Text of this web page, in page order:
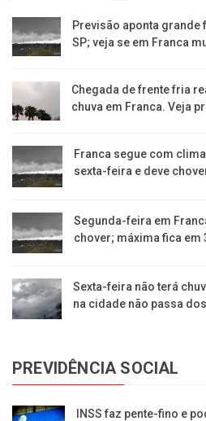
Previsão aponta grande
SP; veja se em Franca
Chegada de frente fria
chuva em Franca. Veja
Franca segue com
sexta-feira e deve
Segunda-feira em
chover; máxima fica em
Sexta-feira não terá
na cidade não passa
PREVIDÊNCIA SOCIAL
INSS faz pente-fino e